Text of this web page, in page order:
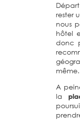
rester
nous
hôtel
donc
même.
A
la